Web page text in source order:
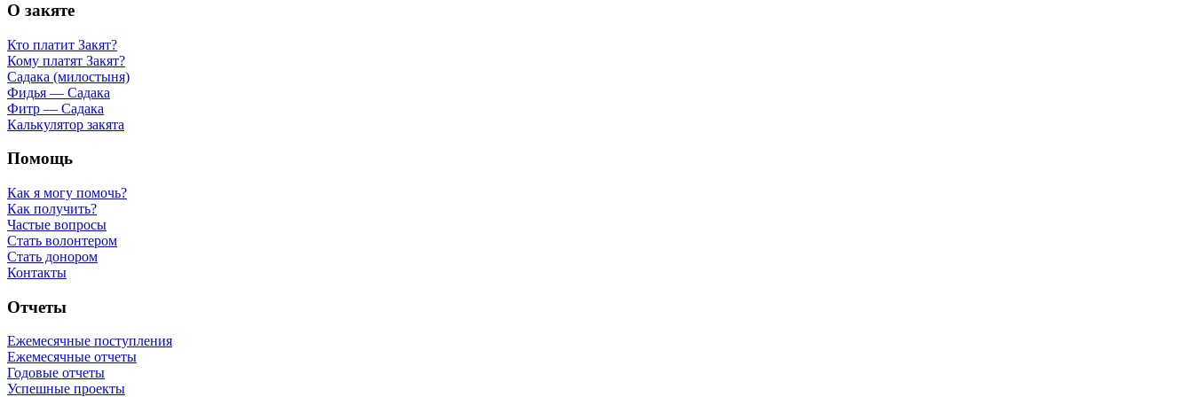
О закяте
Кто платит Закят?
Кому платят Закят?
Садака (милостыня)
Фидья — Садака
Фитр — Садака
Калькулятор закята
Помощь
Как я могу помочь?
Как получить?
Частые вопросы
Стать волонтером
Стать донором
Контакты
Отчеты
Ежемесячные поступления
Ежемесячные отчеты
Годовые отчеты
Успешные проекты